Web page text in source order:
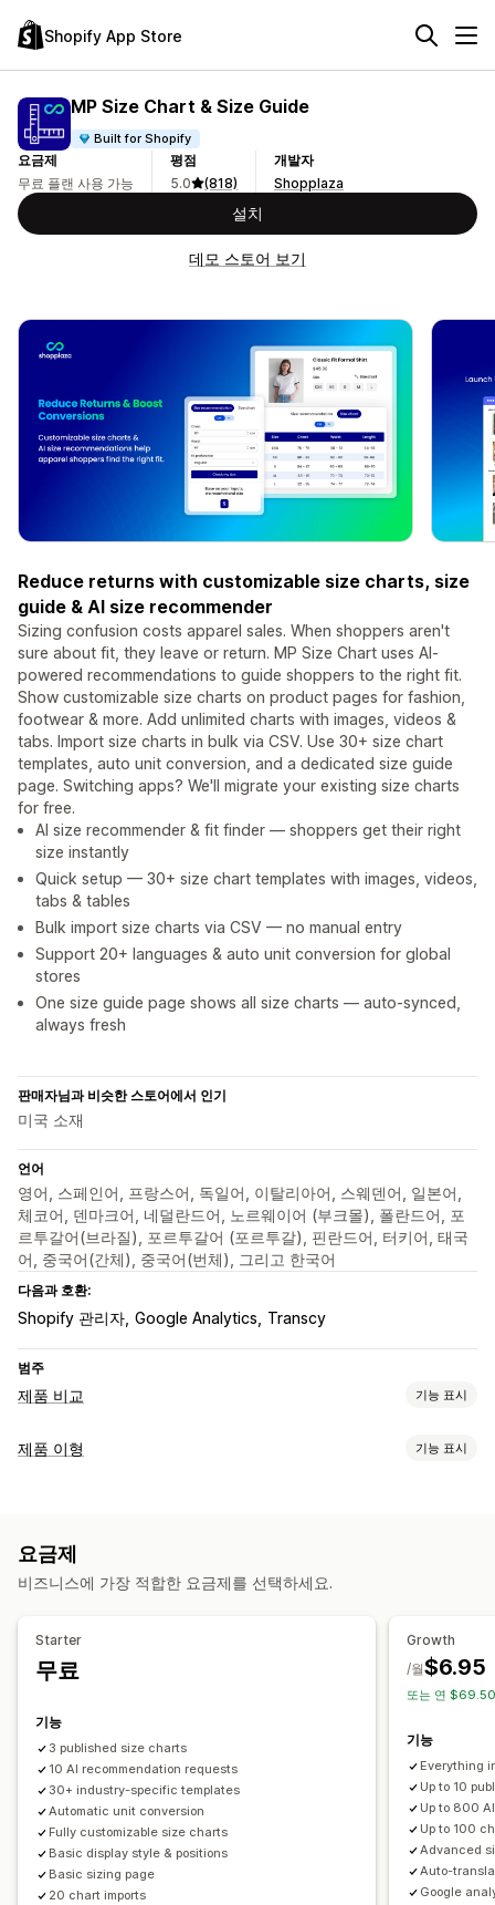
Shopify App Store
MP Size Chart & Size Guide
Built for Shopify
요금제
무료 플랜 사용 가능
평점
5.0
(818)
개발자
Shopplaza
설치
데모 스토어 보기
Reduce returns with customizable size charts, size
guide & AI size recommender
Sizing confusion costs apparel sales. When shoppers aren't
sure about fit, they leave or return. MP Size Chart uses AI-
powered recommendations to guide shoppers to the right fit.
Show customizable size charts on product pages for fashion,
footwear & more. Add unlimited charts with images, videos &
tabs. Import size charts in bulk via CSV. Use 30+ size chart
templates, auto unit conversion, and a dedicated size guide
page. Switching apps? We'll migrate your existing size charts
for free.
AI size recommender & fit finder — shoppers get their right
size instantly
Quick setup — 30+ size chart templates with images, videos,
tabs & tables
Bulk import size charts via CSV — no manual entry
Support 20+ languages & auto unit conversion for global
stores
One size guide page shows all size charts — auto-synced,
always fresh
판매자님과 비슷한 스토어에서 인기
미국 소재
언어
영어, 스페인어, 프랑스어, 독일어, 이탈리아어, 스웨덴어, 일본어,
체코어, 덴마크어, 네덜란드어, 노르웨이어 (부크몰), 폴란드어, 포
르투갈어(브라질), 포르투갈어 (포르투갈), 핀란드어, 터키어, 태국
어, 중국어(간체), 중국어(번체), 그리고 한국어
다음과 호환:
Shopify 관리자 Google Analytics Transcy
범주
제품 비교 기능 표시
비교 도구
표시 옵션
사용자 지정 아이콘
가져오기 및 내보내기
여러 언어 번역
제품 이형 기능 표시
사용자 지정 CSS
가져오기 및 내보내기 이형 상품 표시
요금제
비즈니스에 가장 적합한 요금제를 선택하세요.
Starter
무료
기능
3 published size charts
10 AI recommendation requests
30+ industry-specific templates
Automatic unit conversion
Fully customizable size charts
Basic display style & positions
Basic sizing page
20 chart imports
Growth
$6.95
/월
또는 연
기능
Everything
Up to 10
Up to 800
Up to 100
Advanced
Auto-
Google